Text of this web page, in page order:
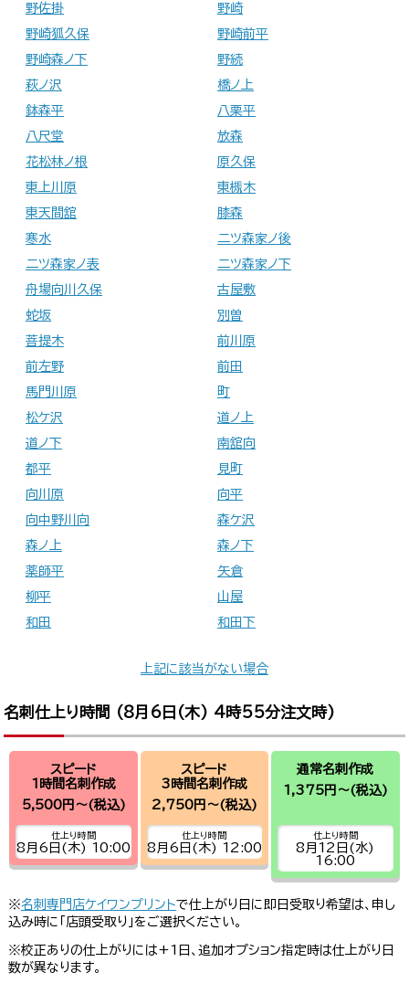
野佐掛
野崎
野崎狐久保
野崎前平
野崎森ノ下
野続
萩ノ沢
橋ノ上
鉢森平
八栗平
八尺堂
放森
花松林ノ根
原久保
東上川原
東槻木
東天間舘
膝森
寒水
二ツ森家ノ後
二ツ森家ノ表
二ツ森家ノ下
舟場向川久保
古屋敷
蛇坂
別曽
菩提木
前川原
前左野
前田
馬門川原
町
松ケ沢
道ノ上
道ノ下
南舘向
都平
見町
向川原
向平
向中野川向
森ケ沢
森ノ上
森ノ下
薬師平
矢倉
柳平
山屋
和田
和田下
上記に該当がない場合
名刺仕上り時間 (8月6日(木) 4時55分注文時)
スピード
1時間名刺作成
5,500円～(税込)
仕上り時間
8月6日(木) 10:00
スピード
3時間名刺作成
2,750円～(税込)
仕上り時間
8月6日(木) 12:00
通常名刺作成
1,375円～(税込)
仕上り時間
8月12日(水)
16:00
※名刺専門店ケイワンプリントで仕上がり日に即日受取り希望は、申し
込み時に「店頭受取り」をご選択ください。
※校正ありの仕上がりには+1日、追加オプション指定時は仕上がり日
数が異なります。